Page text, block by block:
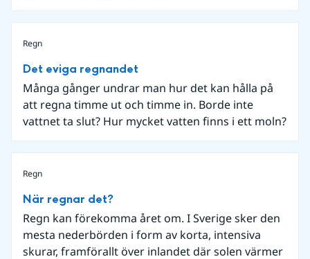
Regn
Det eviga regnandet
Många gånger undrar man hur det kan hålla på
att regna timme ut och timme in. Borde inte
vattnet ta slut? Hur mycket vatten finns i ett moln?
Regn
När regnar det?
Regn kan förekomma året om. I Sverige sker den
mesta nederbörden i form av korta, intensiva
skurar, framförallt över inlandet där solen värmer